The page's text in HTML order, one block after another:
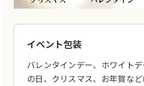
イベント包装
バレンタインデー、ホワイト
の日、クリスマス、お年賀な